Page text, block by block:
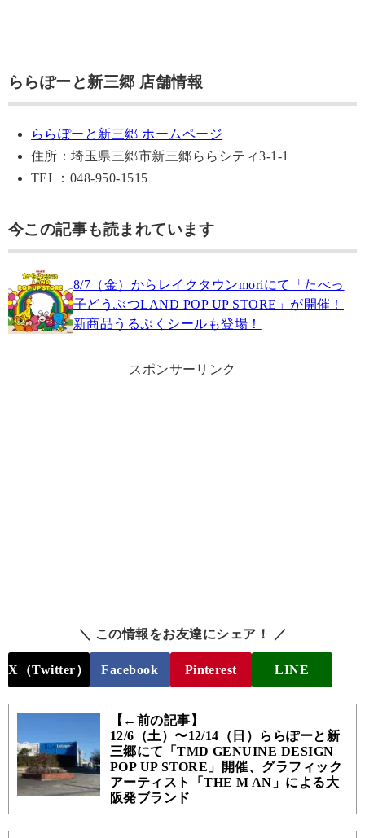
ららぽーと新三郷 店舗情報
ららぽーと新三郷 ホームページ
住所：埼玉県三郷市新三郷ららシティ3-1-1
TEL：048-950-1515
今この記事も読まれています
8/7（金）からレイクタウンmoriにて「たべっ
子どうぶつLAND POP UP STORE」が開催！
新商品うるぷくシールも登場！
スポンサーリンク
＼ この情報をお友達にシェア！ ／
X（Twitter） Facebook Pinterest LINE
【←前の記事】
12/6（土）〜12/14（日）ららぽーと新
三郷にて「TMD GENUINE DESIGN
POP UP STORE」開催、グラフィック
アーティスト「THE M AN」による大
阪発ブランド